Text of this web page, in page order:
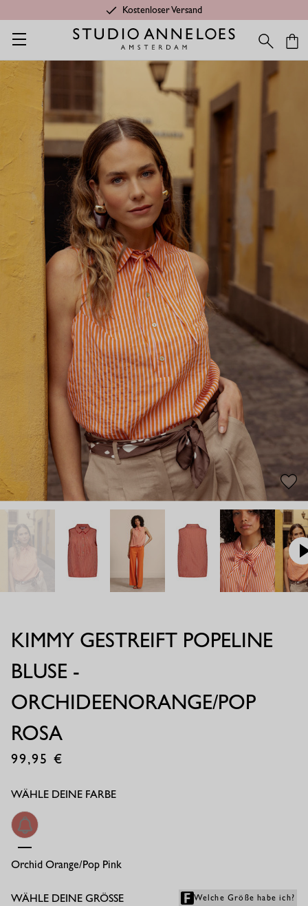
Kostenloser Versand
Startseite Ambitious gift Kimmy Gestreift Popeline Bluse -
KIMMY GESTREIFT POPELINE
BLUSE -
ORCHIDEENORANGE/POP
ROSA
99,95
WÄHLE DEINE FARBE
Orchid Orange/pop Pink
WÄHLE DEINE GRÖSSE Welche Größe habe ich?